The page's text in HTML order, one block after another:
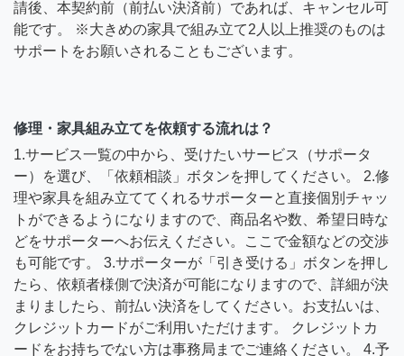
請後、本契約前（前払い決済前）であれば、キャンセル可
能です。 ※大きめの家具で組み立て2人以上推奨のものは
サポートをお願いされることもございます。
修理・家具組み立てを依頼する流れは？
1.サービス一覧の中から、受けたいサービス（サポータ
ー）を選び、「依頼相談」ボタンを押してください。 2.修
理や家具を組み立ててくれるサポーターと直接個別チャッ
トができるようになりますので、商品名や数、希望日時な
どをサポーターへお伝えください。ここで金額などの交渉
も可能です。 3.サポーターが「引き受ける」ボタンを押し
たら、依頼者様側で決済が可能になりますので、詳細が決
まりましたら、前払い決済をしてください。お支払いは、
クレジットカードがご利用いただけます。 クレジットカ
ードをお持ちでない方は事務局までご連絡ください。 4.予